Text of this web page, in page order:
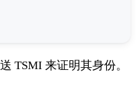
TSMI 来证明其身份。